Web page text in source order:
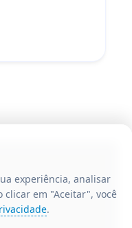
experiência, analisar
clicar em "Aceitar", você
.